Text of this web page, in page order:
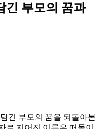
긴 부모의 꿈과
긴 부모의 꿈을 되돌아본